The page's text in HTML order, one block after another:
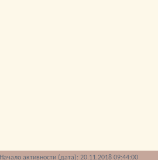
Начало активности (дата): 20.11.2018 09:44:00